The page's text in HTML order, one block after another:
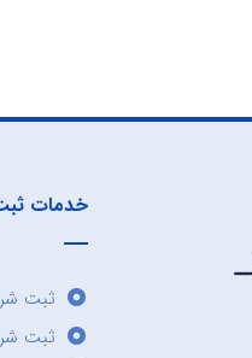
خدمات
ثبت
ثبت